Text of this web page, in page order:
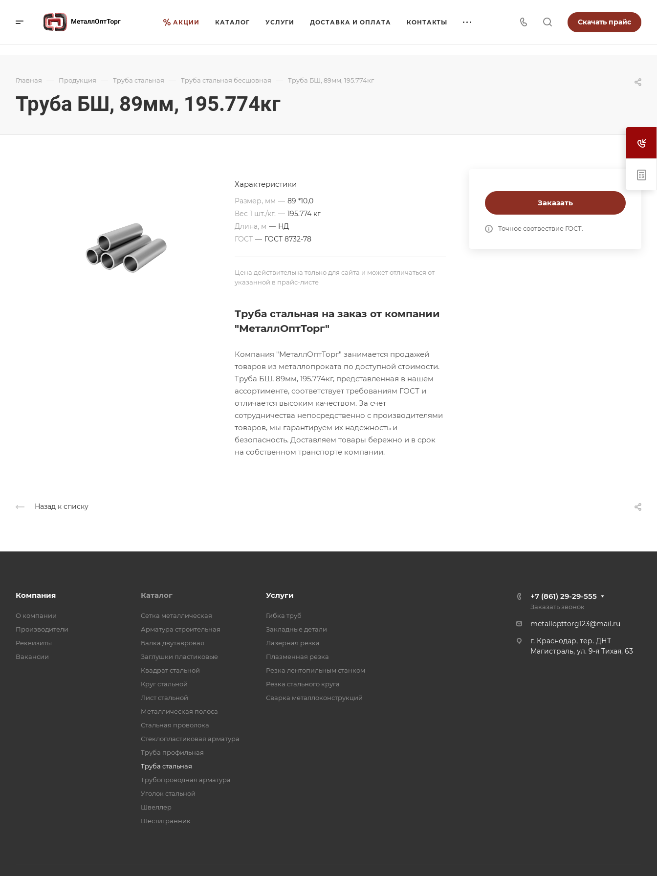
АКЦИИ КАТАЛОГ УСЛУГИ ДОСТАВКА И ОПЛАТА КОНТАКТЫ Скачать прайс
Главная — Продукция — Труба стальная — Труба стальная бесшовная — Труба БШ, 89мм, 195.774кг
Труба БШ, 89мм, 195.774кг
Заказать
Точное соотвествие ГОСТ.
Характеристики
Размер, мм — 89 *10,0
Вес 1 шт./кг. — 195.774 кг
Длина, м — НД
ГОСТ — ГОСТ 8732-78
Цена действительна только для сайта и может отличаться от
указанной в прайс-листе
Труба стальная на заказ от компании
"МеталлОптТорг"
Компания "МеталлОптТорг" занимается продажей
товаров из металлопроката по доступной стоимости.
Труба БШ, 89мм, 195.774кг, представленная в нашем
ассортименте, соответствует требованиям ГОСТ и
отличается высоким качеством. За счет
сотрудничества непосредственно с производителями
товаров, мы гарантируем их надежность и
безопасность. Доставляем товары бережно и в срок
на собственном транспорте компании.
Назад к списку
Компания
О компании
Производители
Реквизиты
Вакансии
Каталог
Cетка металлическая
Арматура строительная
Балка двутавровая
Заглушки пластиковые
Квадрат стальной
Круг стальной
Лист стальной
Металлическая полоса
Стальная проволока
Стеклопластиковая арматура
Труба профильная
Труба стальная
Трубопроводная арматура
Уголок стальной
Швеллер
Шестигранник
Услуги
Гибка труб
Закладные детали
Лазерная резка
Плазменная резка
Резка лентопильным станком
Резка стального круга
Сварка металлоконструкций
+7 (861) 29-29-555
Заказать звонок
metallopttorg123@mail.ru
г. Краснодар, тер. ДНТ
Магистраль, ул. 9-я Тихая, 63